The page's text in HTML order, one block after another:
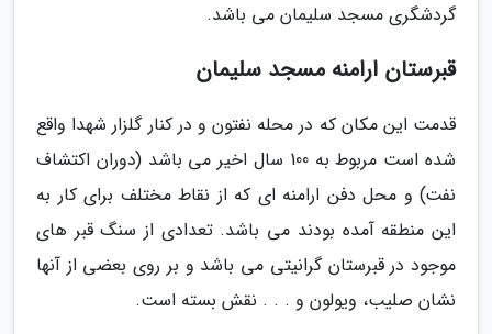
گردشگری مسجد سلیمان می باشد.
قبرستان ارامنه مسجد سلیمان
قدمت این مکان که در محله نفتون و در کنار گلزار شهدا واقع
شده است مربوط به 100 سال اخیر می باشد (دوران اکتشاف
نفت) و محل دفن ارامنه ای که از نقاط مختلف برای کار به
این منطقه آمده بودند می باشد. تعدادی از سنگ قبر های
موجود در قبرستان گرانیتی می باشد و بر روی بعضی از آنها
نشان صلیب، ویولون و . . . نقش بسته است.